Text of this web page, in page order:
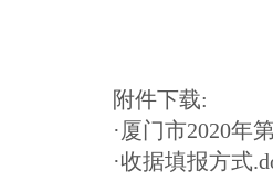
附件下载:
·厦门市2020年
·收据填报方式